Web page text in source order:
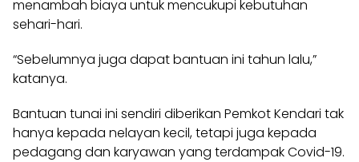
menambah biaya untuk mencukupi kebutuhan
sehari-hari.
“Sebelumnya juga dapat bantuan ini tahun lalu,”
katanya.
Bantuan tunai ini sendiri diberikan Pemkot Kendari tak
hanya kepada nelayan kecil, tetapi juga kepada
pedagang dan karyawan yang terdampak Covid-19.